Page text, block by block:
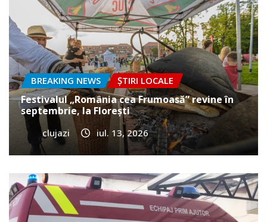
BREAKING NEWS ȘTIRI LOCALE
Festivalul „România cea Frumoasă” revine în
septembrie, la Florești
clujazi iul. 13, 2026